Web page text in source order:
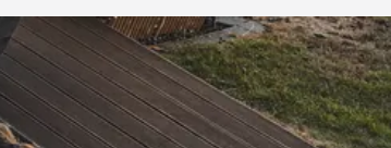
Versand